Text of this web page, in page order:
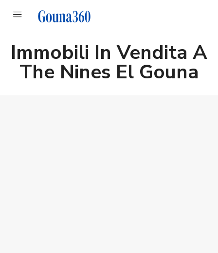
Immobili In Vendita A
The Nines El Gouna